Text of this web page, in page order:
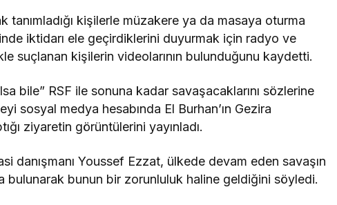
kişilerle müzakere ya da masaya oturma
iktidarı ele geçirdiklerini duyurmak için radyo ve
suçlanan kişilerin videolarının bulunduğunu kaydetti.
bile” RSF ile sonuna kadar savaşacaklarını sözlerine
sosyal medya hesabında El Burhan’ın Gezira
ziyaretin görüntülerini yayınladı.
danışmanı Youssef Ezzat, ülkede devam eden savaşın
bulunarak bunun bir zorunluluk haline geldiğini söyledi.